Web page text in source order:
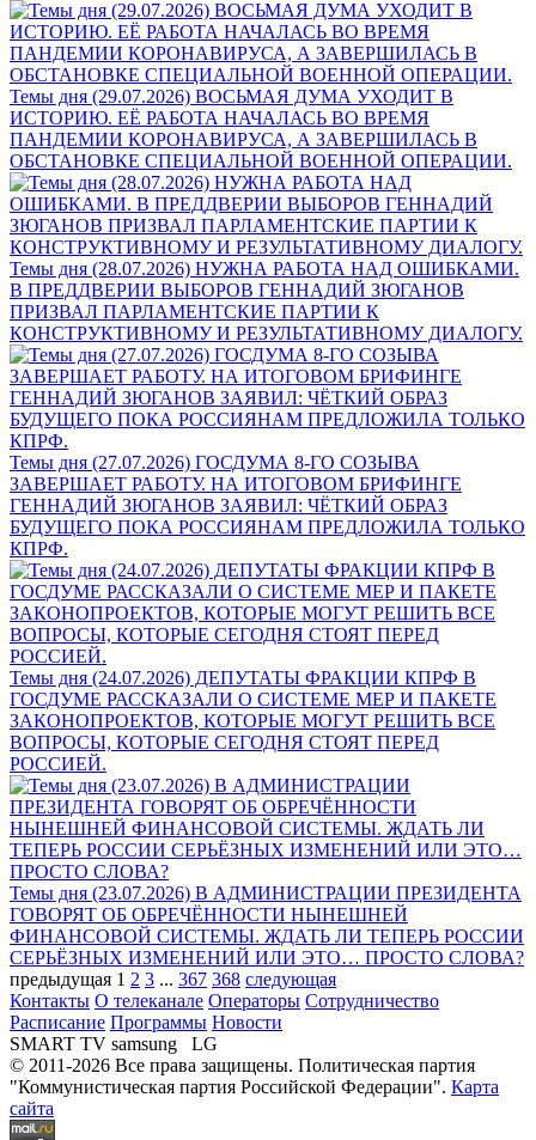
Темы дня (29.07.2026) ВОСЬМАЯ ДУМА УХОДИТ В
ИСТОРИЮ. ЕЁ РАБОТА НАЧАЛАСЬ ВО ВРЕМЯ
ПАНДЕМИИ КОРОНАВИРУСА, А ЗАВЕРШИЛАСЬ В
ОБСТАНОВКЕ СПЕЦИАЛЬНОЙ ВОЕННОЙ ОПЕРАЦИИ.
Темы дня (28.07.2026) НУЖНА РАБОТА НАД ОШИБКАМИ.
В ПРЕДДВЕРИИ ВЫБОРОВ ГЕННАДИЙ ЗЮГАНОВ
ПРИЗВАЛ ПАРЛАМЕНТСКИЕ ПАРТИИ К
КОНСТРУКТИВНОМУ И РЕЗУЛЬТАТИВНОМУ ДИАЛОГУ.
Темы дня (27.07.2026) ГОСДУМА 8-ГО СОЗЫВА
ЗАВЕРШАЕТ РАБОТУ. НА ИТОГОВОМ БРИФИНГЕ
ГЕННАДИЙ ЗЮГАНОВ ЗАЯВИЛ: ЧЁТКИЙ ОБРАЗ
БУДУЩЕГО ПОКА РОССИЯНАМ ПРЕДЛОЖИЛА ТОЛЬКО
КПРФ.
Темы дня (24.07.2026) ДЕПУТАТЫ ФРАКЦИИ КПРФ В
ГОСДУМЕ РАССКАЗАЛИ О СИСТЕМЕ МЕР И ПАКЕТЕ
ЗАКОНОПРОЕКТОВ, КОТОРЫЕ МОГУТ РЕШИТЬ ВСЕ
ВОПРОСЫ, КОТОРЫЕ СЕГОДНЯ СТОЯТ ПЕРЕД
РОССИЕЙ.
Темы дня (23.07.2026) В АДМИНИСТРАЦИИ ПРЕЗИДЕНТА
ГОВОРЯТ ОБ ОБРЕЧЁННОСТИ НЫНЕШНЕЙ
ФИНАНСОВОЙ СИСТЕМЫ. ЖДАТЬ ЛИ ТЕПЕРЬ РОССИИ
СЕРЬЁЗНЫХ ИЗМЕНЕНИЙ ИЛИ ЭТО… ПРОСТО СЛОВА?
предыдущая 1 2 3 ... 367 368 следующая
Контакты О телеканале Операторы Сотрудничество
Расписание Программы Новости
SMART TV samsung LG
© 2011-2026 Все права защищены. Политическая партия
"Коммунистическая партия Российской Федерации". Карта
сайта